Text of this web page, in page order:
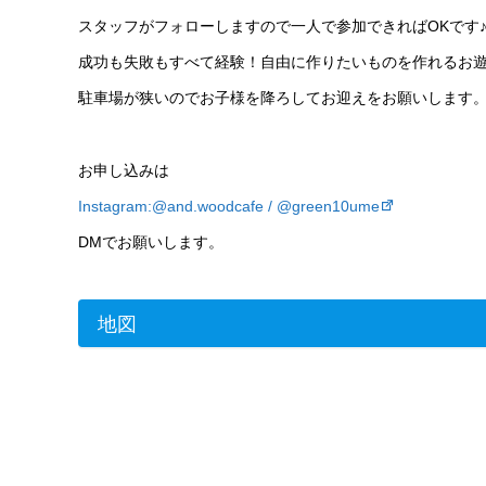
スタッフがフォローしますので一人で参加できればOKです♪
成功も失敗もすべて経験！自由に作りたいものを作れるお遊
駐車場が狭いのでお子様を降ろしてお迎えをお願いします。
お申し込みは
Instagram:@and.woodcafe / @green10ume
DMでお願いします。
地図